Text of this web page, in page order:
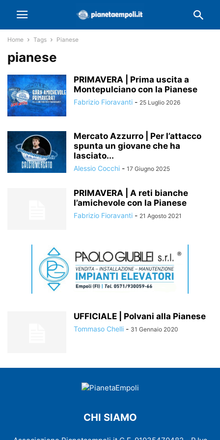
Home Tags Pianese
pianese
PRIMAVERA | Prima uscita a
Montepulciano con la Pianese
Fabrizio Fioravanti - 25 Luglio 2026
Mercato Azzurro | Per l’attacco
spunta un giovane che ha
lasciato...
Alessio Cocchi - 17 Giugno 2025
PRIMAVERA | A reti bianche
l’amichevole con la Pianese
Fabrizio Fioravanti - 21 Agosto 2021
UFFICIALE | Polvani alla Pianese
Tommaso Chelli - 31 Gennaio 2020
CHI SIAMO